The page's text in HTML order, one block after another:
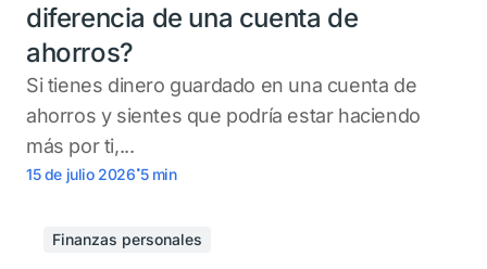
diferencia de una cuenta de
ahorros?
Si tienes dinero guardado en una cuenta de
ahorros y sientes que podría estar haciendo
más por ti,...
15 de julio 2026.5 min
Finanzas personales